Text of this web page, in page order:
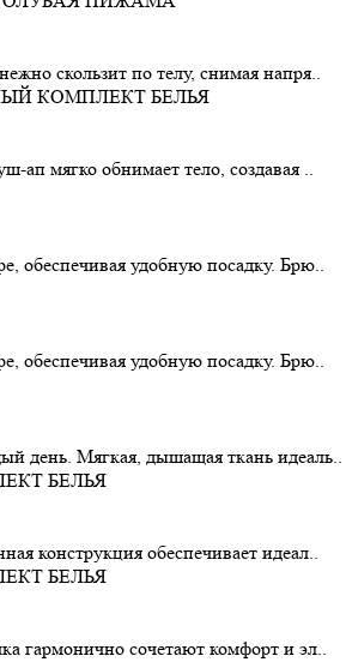
скользит по телу, снимая напря..
ап мягко обнимает тело, создавая ..
обеспечивая удобную посадку. Брю..
обеспечивая удобную посадку. Брю..
день. Мягкая, дышащая ткань идеаль..
конструкция обеспечивает идеал..
гармонично сочетают комфорт и эл..